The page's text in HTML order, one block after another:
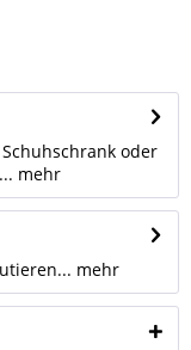
oder
mehr
mehr